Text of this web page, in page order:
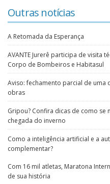
Anuncie
Fale Conosco
Outras notícias
A Retomada da Esperança
AVANTE Jurerê participa de visita
Corpo de Bombeiros e Habitasul
Aviso: fechamento parcial de uma
obras
Gripou? Confira dicas de como
chegada do inverno
Como a inteligência artificial e a
complementar?
Com 16 mil atletas, Maratona
de sua história